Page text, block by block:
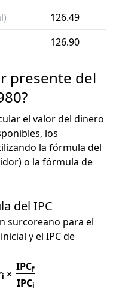
126.49
126.90
presente del
el valor del dinero
los
la fórmula del
o la fórmula de
del IPC
surcoreano para el
y el IPC de
i ×
IPCf
IPCi